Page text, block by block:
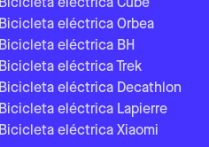
Bicicleta eléctrica Cube
Bicicleta eléctrica Orbea
Bicicleta eléctrica BH
Bicicleta eléctrica Trek
Bicicleta eléctrica Decathlon
Bicicleta eléctrica Lapierre
Bicicleta eléctrica Xiaomi